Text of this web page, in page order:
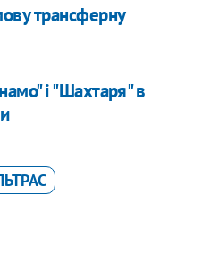
трансферну
і "Шахтаря" в